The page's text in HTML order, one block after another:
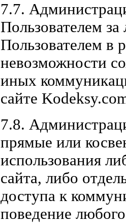
7.7.
Пользователем
Пользователем в
невозможности
иных
сайте
7.8.
прямые или
использования
сайта, либо
доступа к
поведение